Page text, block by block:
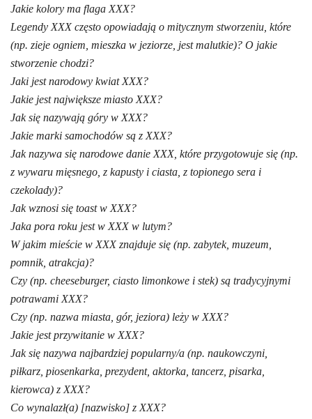
Jakie kolory ma flaga XXX?
Legendy XXX często opowiadają o mitycznym stworzeniu, które
(np. zieje ogniem, mieszka w jeziorze, jest malutkie)? O jakie
stworzenie chodzi?
Jaki jest narodowy kwiat XXX?
Jakie jest największe miasto XXX?
Jak się nazywają góry w XXX?
Jakie marki samochodów są z XXX?
Jak nazywa się narodowe danie XXX, które przygotowuje się (np.
z wywaru mięsnego, z kapusty i ciasta, z topionego sera i
czekolady)?
Jak wznosi się toast w XXX?
Jaka pora roku jest w XXX w lutym?
W jakim mieście w XXX znajduje się (np. zabytek, muzeum,
pomnik, atrakcja)?
Czy (np. cheeseburger, ciasto limonkowe i stek) są tradycyjnymi
potrawami XXX?
Czy (np. nazwa miasta, gór, jeziora) leży w XXX?
Jakie jest przywitanie w XXX?
Jak się nazywa najbardziej popularny/a (np. naukowczyni,
piłkarz, piosenkarka, prezydent, aktorka, tancerz, pisarka,
kierowca) z XXX?
Co wynalazł(a) [nazwisko] z XXX?